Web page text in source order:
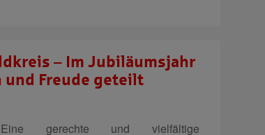
– Im Jubiläumsjahr
und Freude geteilt
Eine gerechte und vielfältige